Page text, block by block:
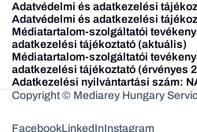
Adatvédelmi és adatkezelési
Adatvédelmi és adatkezelési
Médiatartalom-szolgáltatói
adatkezelési tájékoztató (aktuális)
Médiatartalom-szolgáltatói
adatkezelési tájékoztató (érvényes
Adatkezelési nyilvántartási szám:
Copyright © Mediarey Hungary
FacebookLinkedInInstagram